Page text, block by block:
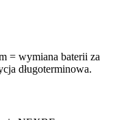
= wymiana baterii za
długoterminowa.